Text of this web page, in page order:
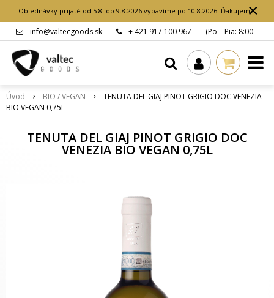
Objednávky prijaté od 5.8. do 9.8.2026 vybavíme po 10.8.2026. Ďakujeme.
×
info@valtecgoods.sk + 421 917 100 967
(Po – Pia: 8:00 –
Úvod BIO / VEGAN
TENUTA DEL GIAJ PINOT GRIGIO DOC VENEZIA
BIO VEGAN 0,75L
TENUTA DEL GIAJ PINOT GRIGIO DOC
VENEZIA BIO VEGAN 0,75L